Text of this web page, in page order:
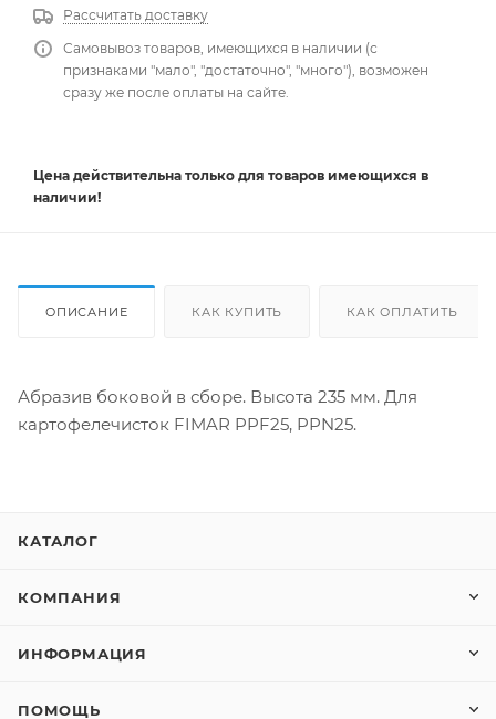
Рассчитать доставку
Самовывоз товаров, имеющихся в наличии (с
признаками "мало", "достаточно", "много"), возможен
сразу же после оплаты на сайте.
Цена действительна только для товаров имеющихся в
наличии!
ОПИСАНИЕ КАК КУПИТЬ КАК ОПЛАТИТЬ
Абразив боковой в сборе. Высота 235 мм. Для
картофелечисток FIMAR PPF25, PPN25.
КАТАЛОГ
КОМПАНИЯ
ИНФОРМАЦИЯ
ПОМОЩЬ